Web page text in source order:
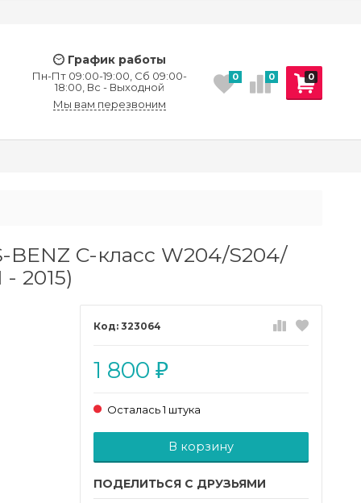
График работы
Пн-Пт 09:00-19:00, Сб 09:00-
18:00, Вс - Выходной
Мы вам перезвоним
0
0 0
BENZ C-класс W204/S204/
2015)
323064
1 800 ₽
Осталась 1 штука
Добавляется...
В корзину
Добавлен
ПОДЕЛИТЬСЯ С ДРУЗЬЯМИ